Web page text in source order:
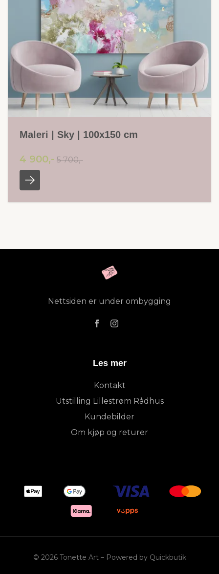
Maleri | Sky | 100x150 cm
4 900,- 5 700,-
Nettsiden er under ombygging
Les mer
Kontakt
Utstilling Lillestrøm Rådhus
Kundebilder
Om kjøp og returer
© 2026 Tonette Art – Powered by Quickbutik